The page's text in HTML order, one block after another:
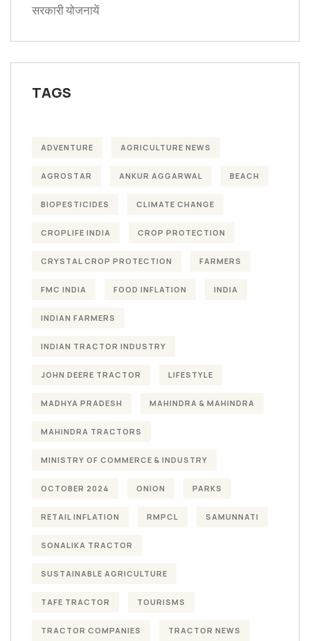
सरकारी योजनायें
TAGS
ADVENTURE AGRICULTURE NEWS
AGROSTAR ANKUR AGGARWAL BEACH
BIOPESTICIDES CLIMATE CHANGE
CROPLIFE INDIA CROP PROTECTION
CRYSTAL CROP PROTECTION FARMERS
FMC INDIA FOOD INFLATION INDIA
INDIAN FARMERS
INDIAN TRACTOR INDUSTRY
JOHN DEERE TRACTOR LIFESTYLE
MADHYA PRADESH MAHINDRA & MAHINDRA
MAHINDRA TRACTORS
MINISTRY OF COMMERCE & INDUSTRY
OCTOBER 2024 ONION PARKS
RETAIL INFLATION RMPCL SAMUNNATI
SONALIKA TRACTOR
SUSTAINABLE AGRICULTURE
TAFE TRACTOR TOURISMS
TRACTOR COMPANIES TRACTOR NEWS